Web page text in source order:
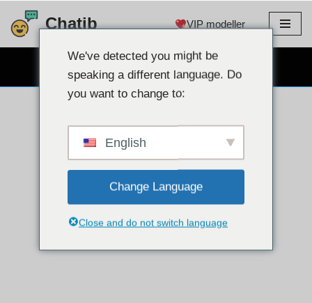
Gå
Chatib VIP modeller
GRATIS WEBCAM CHAT
We've detected you might be
speaking a different language. Do
you want to change to:
English
Change Language
Close and do not switch language